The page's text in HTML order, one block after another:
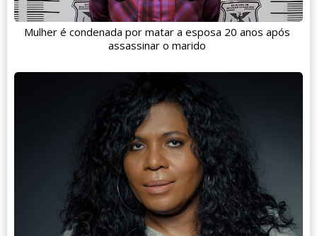
Mulher é condenada por matar a esposa 20 anos após
assassinar o marido